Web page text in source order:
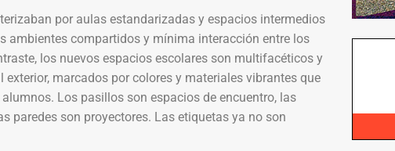
por aulas estandarizadas y espacios intermedios
ambientes compartidos y mínima interacción entre los
los nuevos espacios escolares son multifacéticos y
marcados por colores y materiales vibrantes que
Los pasillos son espacios de encuentro, las
paredes son proyectores. Las etiquetas ya no son